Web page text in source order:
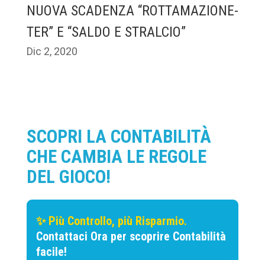
NUOVA SCADENZA “ROTTAMAZIONE-
TER” E “SALDO E STRALCIO”
Dic 2, 2020
SCOPRI LA CONTABILITÀ
CHE CAMBIA LE REGOLE
DEL GIOCO!
✨ Più Controllo, più Risparmio.
Contattaci Ora per scoprire Contabilità
facile!